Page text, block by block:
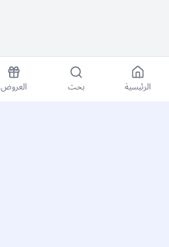
الرئيسية بحث العروض